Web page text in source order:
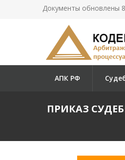
Документы обновлены 8
АПК РФ
ПРИКАЗ